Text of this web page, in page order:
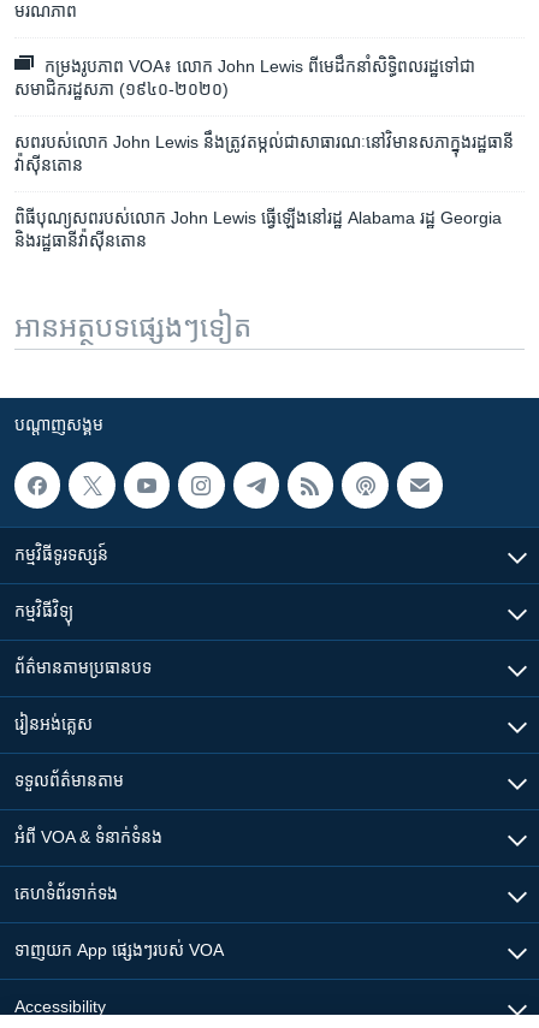
មរណភាព
កម្រងរូបភាព VOA៖ លោក John Lewis ពី​មេដឹកនាំ​សិទ្ធិ​ពលរដ្ឋ​ទៅ​ជា​
សមាជិក​រដ្ឋសភា (១៩៤០-២០២០)
សព​របស់​លោក John Lewis នឹង​ត្រូវ​តម្កល់​ជា​សាធារណៈ​នៅ​វិមាន​សភា​ក្នុង​រដ្ឋធានី​
វ៉ាស៊ីនតោន
ពិធី​បុណ្យ​សព​របស់​លោក John Lewis ធ្វើ​ឡើង​នៅ​រដ្ឋ Alabama រដ្ឋ Georgia
និង​រដ្ឋធានី​វ៉ាស៊ីនតោន
អានអត្ថបទផ្សេងៗទៀត
បណ្តាញ​សង្គម
កម្មវិធី​ទូរទស្សន៍
កម្មវិធី​វិទ្យុ
ព័ត៌មាន​តាមប្រធានបទ​
រៀន​​អង់គ្លេស
ទទួល​ព័ត៌មាន​តាម
អំពី​ VOA & ទំនាក់ទំនង
គេហទំព័រ​​ទាក់ទង
ទាញយក​ App ផ្សេងៗ​របស់​ VOA
Accessibility